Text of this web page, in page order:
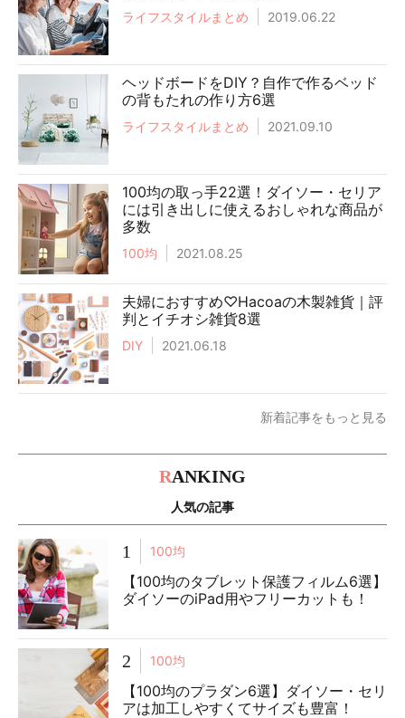
ライフスタイルまとめ 2019.06.22
ヘッドボードをDIY？自作で作るベッド
の背もたれの作り方6選
ライフスタイルまとめ 2021.09.10
100均の取っ手22選！ダイソー・セリア
には引き出しに使えるおしゃれな商品が
多数
100均 2021.08.25
夫婦におすすめ♡Hacoaの木製雑貨｜評
判とイチオシ雑貨8選
DIY 2021.06.18
新着記事をもっと見る
RANKING
人気の記事
1 100均
【100均のタブレット保護フィルム6選】
ダイソーのiPad用やフリーカットも！
2 100均
【100均のプラダン6選】ダイソー・セリ
アは加工しやすくてサイズも豊富！